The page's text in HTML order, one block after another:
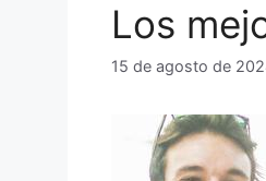
Los
15 de agosto de